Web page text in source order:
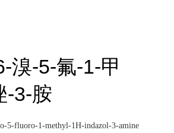
溴-5-氟-1-甲
-3-胺
5-fluoro-1-methyl-1H-indazol-3-amine